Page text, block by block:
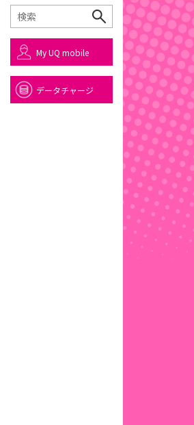
My UQ mobile
データチャージ